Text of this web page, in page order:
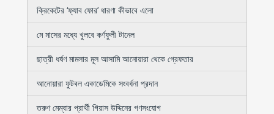
ক্রিকেটের ‘ফ্যাব ফোর’ ধারণা কীভাবে এলো
মে মাসের মধ্যে খুলবে কর্ণফুলী টানেল
ছাত্রী ধর্ষণ মামলার মূল আসামি আনোয়ারা থেকে গ্রেফতার
আনোয়ারা ফুটবল একাডেমিকে সংবর্ধনা প্রদান
তরুণ মেম্বার প্রার্থী গিয়াস উদ্দিনের গণসংযোগ